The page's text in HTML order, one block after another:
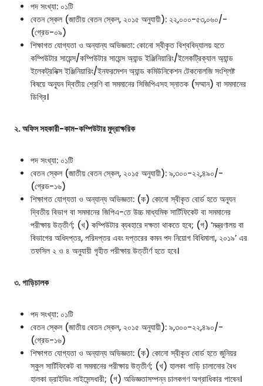
পদ সংখ্যা: ০১টি
বেতন স্কেল (জাতীয় বেতন স্কেল, ২০১৫ অনুযায়ী): ২২,০০০-৫৩,০৬০/-
(গ্রেড-০৯)
শিক্ষাগত যোগ্যতা ও অন্যান্য অভিজ্ঞতা: কোনো স্বীকৃত বিশ্ববিদ্যালয় হতে
কম্পিউটার সায়েন্স/কম্পিউটার সায়েন্স অ্যান্ড ইঞ্জিনিয়ারিং/ইলেকট্রিক্যাল অ্যান্ড
ইলেকট্রনিক্স ইঞ্জিনিয়ারিং/ইনফরমেশন অ্যান্ড কমিউনিকেশন টেকনোলজি সংশ্লিষ্ট
বিষয়ে অন্যূন দ্বিতীয় শ্রেণি বা সমমানের সিজিপিএসহ স্নাতক (সম্মান) বা সমমানের
ডিগ্রি।
২. অফিস সহকারী-কাম-কম্পিউটার মুদ্রাক্ষরিক
পদ সংখ্যা: ০১টি
বেতন স্কেল (জাতীয় বেতন স্কেল, ২০১৫ অনুযায়ী): ৯,৩০০-২২,৪৯০/-
(গ্রেড-১৬)
শিক্ষাগত যোগ্যতা ও অন্যান্য অভিজ্ঞতা: (ক) কোনো স্বীকৃত বোর্ড হতে অন্যূন
দ্বিতীয় বিভাগ বা সমমানের জিপিএ-তে উচ্চ মাধ্যমিক সার্টিফিকেট বা সমমানের
পরীক্ষায় উত্তীর্ণ; (খ) কম্পিউটার ব্যবহারে দক্ষতা থাকতে হবে; (গ) ‘মন্ত্রণালয় বা
বিভাগের অধিদপ্তর, পরিদপ্তর এবং দপ্তরের কমন পদ নিয়োগ বিধিমালা, ২০১৯’ এর
তফসিল ২ ও ৪ অনুযায়ী গৃহীত পরীক্ষায় উত্তীর্ণ হতে হবে।
৩. গাড়িচালক
পদ সংখ্যা: ০১টি
বেতন স্কেল (জাতীয় বেতন স্কেল, ২০১৫ অনুযায়ী): ৯,৩০০-২২,৪৯০/-
(গ্রেড-১৬)
শিক্ষাগত যোগ্যতা ও অন্যান্য অভিজ্ঞতা: (ক) কোনো স্বীকৃত বোর্ড হতে জুনিয়র
স্কুল সার্টিফিকেট বা সমমানের পরীক্ষায় উত্তীর্ণ; (খ) হালকা গাড়ি চালানোর বৈধ
হালকা ড্রাইভিং লাইসেন্সধারী; (গ) অভিজ্ঞতাসম্পন্ন চালকগণ অগ্রাধিকার পাবেন।